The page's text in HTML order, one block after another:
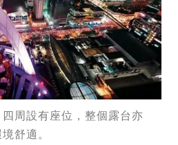
周設有座位，整個露台亦
舒適。